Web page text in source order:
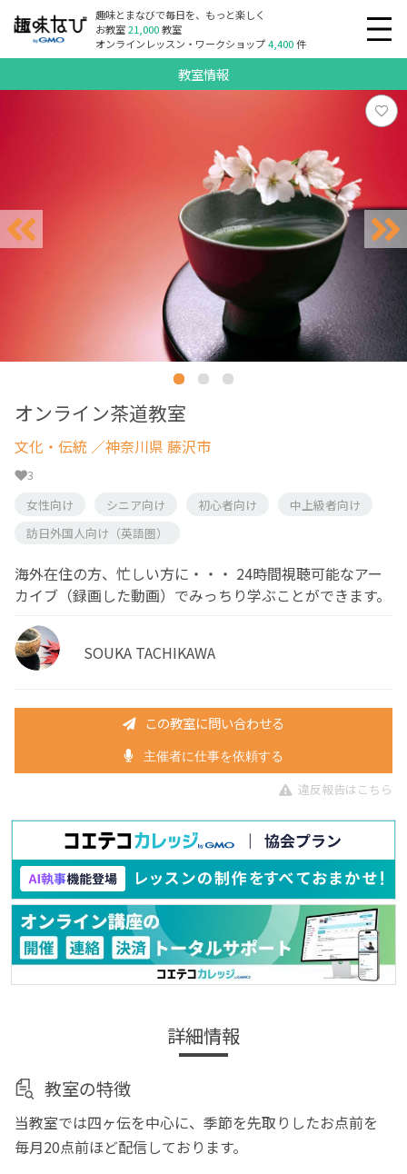
趣味とまなびで毎日を、もっと楽しく
お教室21,000教室
オンラインレッスン・ワークショップ4,400件
教室情報
オンライン茶道教室
文化・伝統 ／神奈川県 藤沢市
3
女性向け
シニア向け 初心者向け
中上級者向け
訪日外国人向け（英語圏）
海外在住の方、忙しい方に・・・ 24時間視聴可能なアー
カイブ（録画した動画）でみっちり学ぶことができます。
SOUKA TACHIKAWA
この教室に問い合わせる
主催者に仕事を依頼する
違反報告はこちら
詳細情報
教室の特徴
当教室では四ヶ伝を中心に、季節を先取りしたお点前を
毎月20点前ほど配信しております。